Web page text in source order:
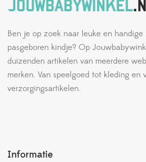
Ben je op zoek naar leuke en handige
pasgeboren kindje? Op
duizenden artikelen van meerdere
merken. Van speelgoed tot kleding en
verzorgingsartikelen.
Informatie